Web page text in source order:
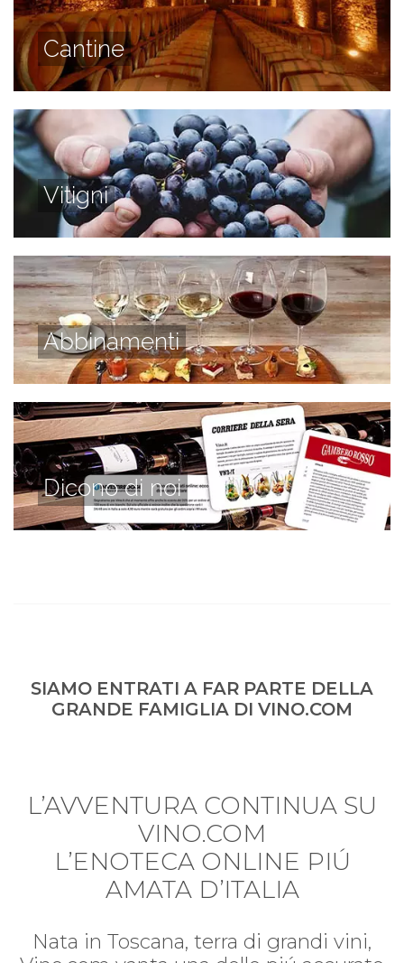
Cantine
Vitigni
Abbinamenti
Dicono di noi
SIAMO ENTRATI A FAR PARTE DELLA
GRANDE FAMIGLIA DI VINO.COM
L’AVVENTURA CONTINUA SU
VINO.COM
L’ENOTECA ONLINE PIÚ
AMATA D’ITALIA
Nata in Toscana, terra di grandi vini,